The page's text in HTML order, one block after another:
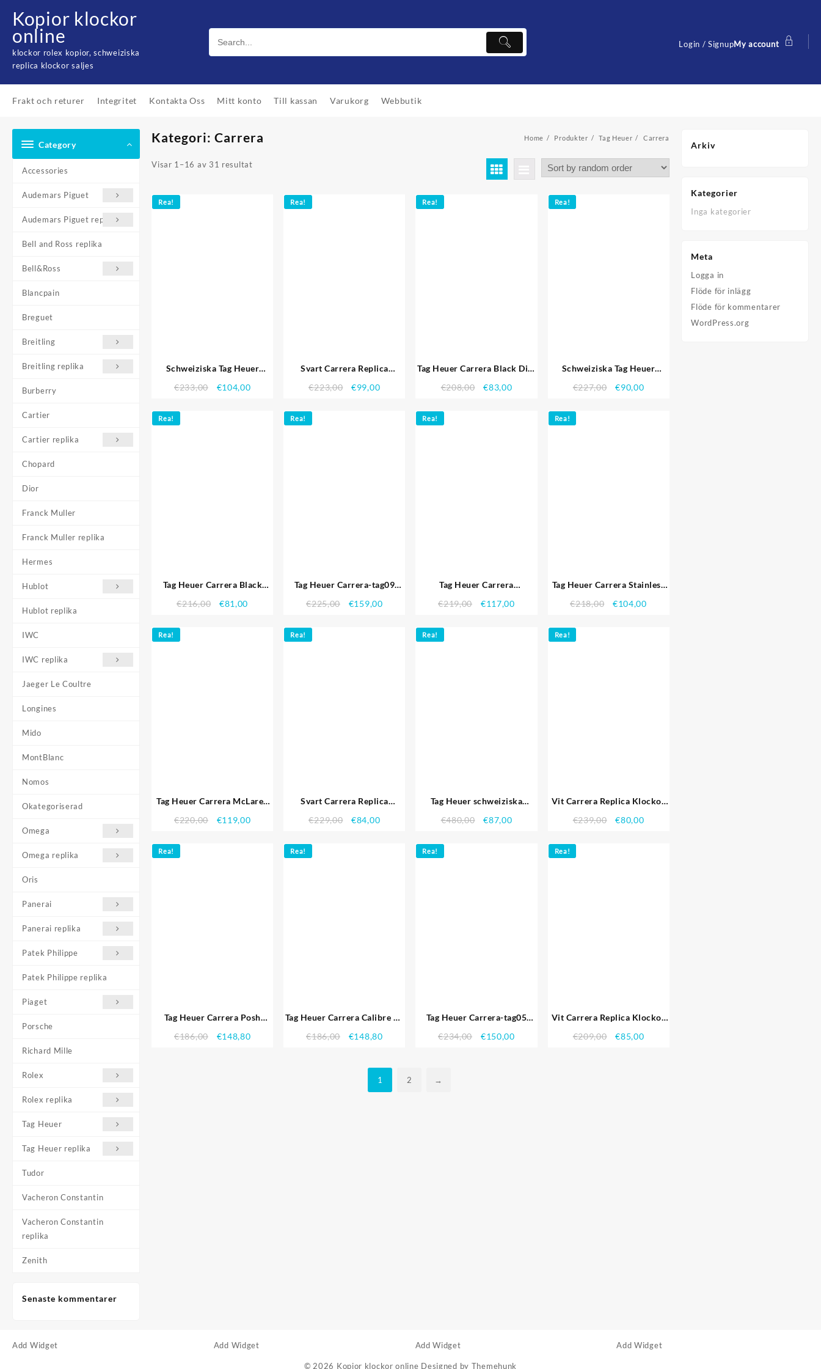
content
Kopior klockor
online
klockor rolex kopior, schweiziska
replica klockor saljes
Login / SignupMy account
Frakt och returer Integritet Kontakta Oss Mitt konto Till kassan Varukorg Webbutik
Category
Accessories
Audemars Piguet
Audemars Piguet replika
Bell and Ross replika
Bell&Ross
Blancpain
Breguet
Breitling
Breitling replika
Burberry
Cartier
Cartier replika
Chopard
Dior
Franck Muller
Franck Muller replika
Hermes
Hublot
Hublot replika
IWC
IWC replika
Jaeger Le Coultre
Longines
Mido
MontBlanc
Nomos
Okategoriserad
Omega
Omega replika
Oris
Panerai
Panerai replika
Patek Philippe
Patek Philippe replika
Piaget
Porsche
Richard Mille
Rolex
Rolex replika
Tag Heuer
Tag Heuer replika
Tudor
Vacheron Constantin
Vacheron Constantin
replika
Zenith
Senaste kommentarer
Kategori: Carrera Home Produkter Tag Heuer Carrera
Visar 1–16 av 31 resultat
Rea!
Schweiziska Tag Heuer
Stainless Steel Black Dial
€233,00 €104,00
Rea!
Svart Carrera Replica
€223,00 €99,00
Rea!
Tag Heuer Carrera Black Dial
€208,00 €83,00
Rea!
Schweiziska Tag Heuer
svart läderrem Brun Rutig
€227,00 €90,00
Rea!
Tag Heuer Carrera Black
Dial 98.242 Replika Klockor
€216,00 €81,00
Rea!
Tag Heuer Carrera-tag09
€225,00 €159,00
Rea!
Tag Heuer Carrera
€219,00 €117,00
Rea!
Tag Heuer Carrera Stainless
Dial 7909
€218,00 €104,00
Rea!
Tag Heuer Carrera McLaren
perforerat läder Strap 7921
€220,00 €119,00
Rea!
Svart Carrera Replica
€229,00 €84,00
Rea!
Tag Heuer schweiziska
Perforerad Svart
€480,00 €87,00
Rea!
Vit Carrera Replica Klockor
€239,00 €80,00
Rea!
Tag Heuer Carrera Posh
Klockor
€186,00 €148,80
Rea!
Tag Heuer Carrera Calibre 17
Replika Klockor
€186,00 €148,80
Rea!
Tag Heuer Carrera-tag05
€234,00 €150,00
Rea!
Vit Carrera Replica Klockor
€209,00 €85,00
1 2 →
Arkiv
Kategorier
Inga kategorier
Meta
Logga in
Flöde för inlägg
Flöde för kommentarer
WordPress.org
Add Widget Add Widget Add Widget Add Widget
© 2026 Kopior klockor online Designed by Themehunk